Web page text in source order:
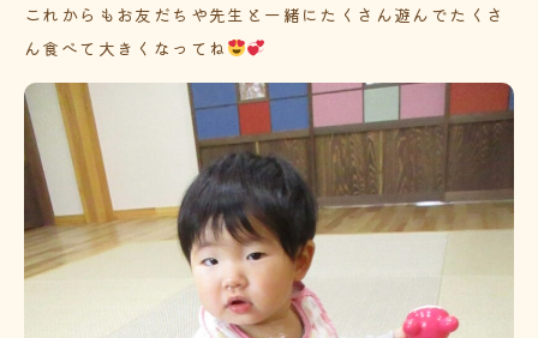
これからもお友だちや先生と一緒にたくさん遊んでたくさ
ん食べて大きくなってね